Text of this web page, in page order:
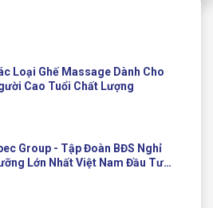
Loại Ghế Massage Dành Cho
Cao Tuổi Chất Lượng
Group - Tập Đoàn BĐS Nghỉ
Lớn Nhất Việt Nam Đầu Tư